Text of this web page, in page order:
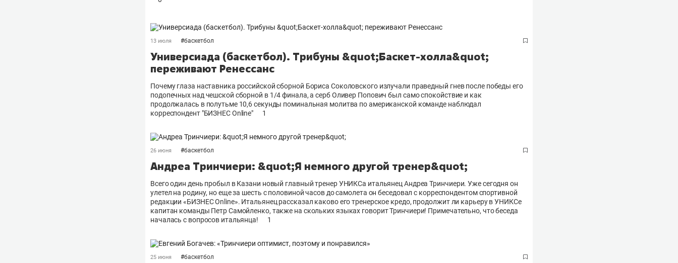
13 июля #баскетбол
Универсиада (баскетбол). Трибуны &quot;Баскет-холла&quot;
переживают Ренессанс
Почему глаза наставника российской сборной Бориса Соколовского излучали праведный гнев после победы его
подопечных над чешской сборной в 1/4 финала, а серб Оливер Попович был само спокойствие и как
продолжалась в полутьме 10,6 секунды поминальная молитва по американской команде наблюдал
корреспондент "БИЗНЕС Online"
1
26 июня #баскетбол
Андреа Тринчиери: &quot;Я немного другой тренер&quot;
Всего один день пробыл в Казани новый главный тренер УНИКСа итальянец Андреа Тринчиери. Уже сегодня он
улетел на родину, но еще за шесть с половиной часов до самолета он беседовал с корреспондентом спортивной
редакции «БИЗНЕС Оnline». Итальянец рассказал каково его тренерское кредо, продолжит ли карьеру в УНИКСе
капитан команды Петр Самойленко, также на скольких языках говорит Тринчиери! Примечательно, что беседа
началась с вопросов итальянца!
1
25 июня #баскетбол